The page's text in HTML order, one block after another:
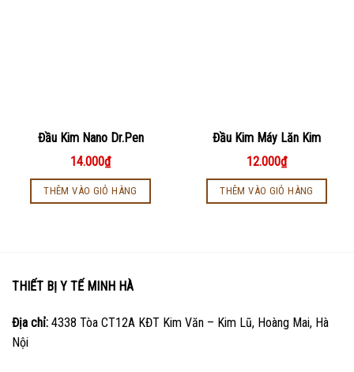
Đầu Kim Nano Dr.Pen
14.000₫
THÊM VÀO GIỎ HÀNG
Đầu Kim Máy Lăn Kim
12.000₫
THÊM VÀO GIỎ HÀNG
THIẾT BỊ Y TẾ MINH HÀ
Địa chỉ: 4338 Tòa CT12A KĐT Kim Văn – Kim Lũ, Hoàng Mai, Hà
Nội